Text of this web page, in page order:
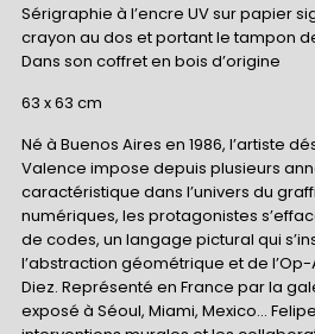
Sérigraphie à l’encre UV sur papier
crayon au dos et portant le tampon
Dans son coffret en bois d’origine
63 x 63 cm
Né à Buenos Aires en 1986, l’artiste
Valence impose depuis plusieurs
caractéristique dans l’univers du
numériques, les protagonistes
de codes, un langage pictural qui
l’abstraction géométrique et de
Diez. Représenté en France par la
exposé à Séoul, Miami, Mexico...